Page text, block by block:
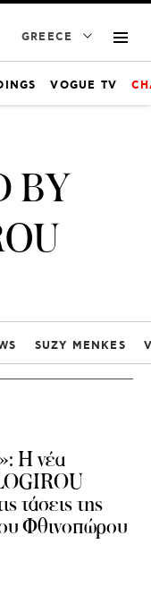
GREECE
VOGUE TV
BY
SUZY MENKES
Η νέα
τάσεις της
Φθινοπώρου